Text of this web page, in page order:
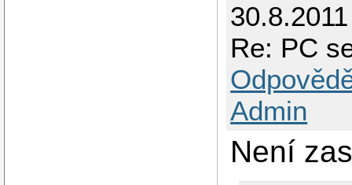
Re: PC
Admin
Není